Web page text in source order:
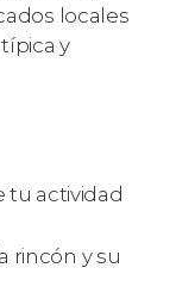
locales
y
tu actividad
rincón y su